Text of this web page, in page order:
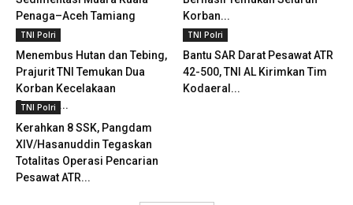
Penaga–Aceh Tamiang
Korban...
TNI Polri
Menembus Hutan dan Tebing,
Prajurit TNI Temukan Dua
Korban Kecelakaan
Pesawat...
TNI Polri
Bantu SAR Darat Pesawat ATR
42-500, TNI AL Kirimkan Tim
Kodaeral...
TNI Polri
Kerahkan 8 SSK, Pangdam
XIV/Hasanuddin Tegaskan
Totalitas Operasi Pencarian
Pesawat ATR...